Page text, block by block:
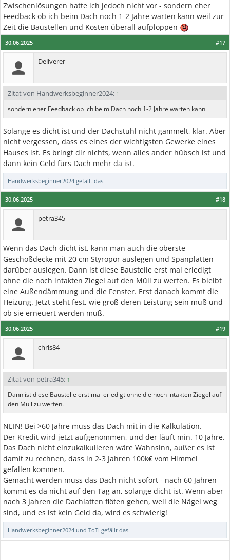
Zwischenlösungen hatte ich jedoch nicht vor - sondern eher
Feedback ob ich beim Dach noch 1-2 Jahre warten kann weil zur
Zeit die Baustellen und Kosten überall aufploppen
#17
30.06.2025
Deliverer
Zitat von Handwerksbeginner2024: ↑
sondern eher Feedback ob ich beim Dach noch 1-2 Jahre warten kann
Solange es dicht ist und der Dachstuhl nicht gammelt, klar. Aber
nicht vergessen, dass es eines der wichtigsten Gewerke eines
Hauses ist. Es bringt dir nichts, wenn alles ander hübsch ist und
dann kein Geld fürs Dach mehr da ist.
Handwerksbeginner2024 gefällt das.
#18
30.06.2025
petra345
Wenn das Dach dicht ist, kann man auch die oberste
Geschoßdecke mit 20 cm Styropor auslegen und Spanplatten
darüber auslegen. Dann ist diese Baustelle erst mal erledigt
ohne die noch intakten Ziegel auf den Müll zu werfen. Es bleibt
eine Außendämmung und die Fenster. Erst danach kommt die
Heizung. Jetzt steht fest, wie groß deren Leistung sein muß und
ob sie erneuert werden muß.
#19
30.06.2025
chris84
Zitat von petra345: ↑
Dann ist diese Baustelle erst mal erledigt ohne die noch intakten Ziegel auf
den Müll zu werfen.
NEIN! Bei >60 Jahre muss das Dach mit in die Kalkulation.
Der Kredit wird jetzt aufgenommen, und der läuft min. 10 Jahre.
Das Dach nicht einzukalkulieren wäre Wahnsinn, außer es ist
damit zu rechnen, dass in 2-3 Jahren 100k€ vom Himmel
gefallen kommen.
Gemacht werden muss das Dach nicht sofort - nach 60 Jahren
kommt es da nicht auf den Tag an, solange dicht ist. Wenn aber
nach 3 Jahren die Dachlatten flöten gehen, weil die Nägel weg
sind, und es ist kein Geld da, wird es schwierig!
Handwerksbeginner2024 und ToTi gefällt das.